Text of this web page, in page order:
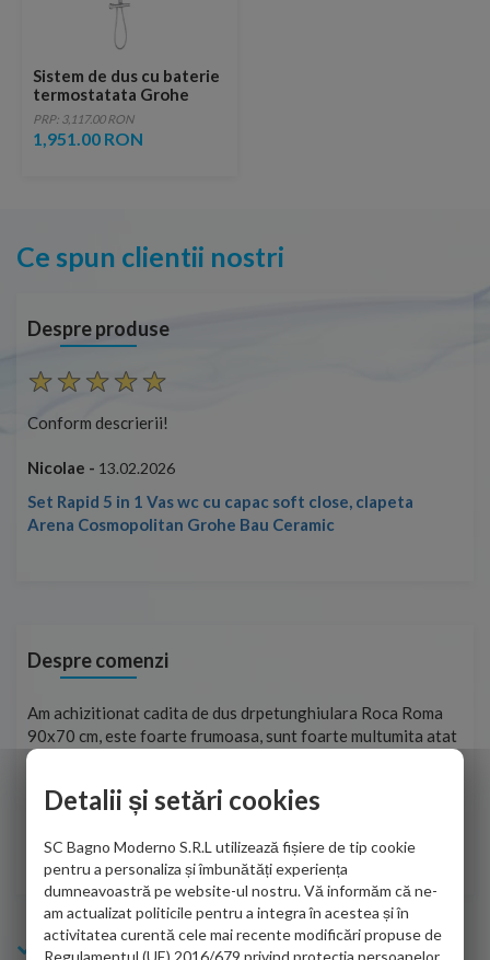
Sistem de dus cu baterie
termostatata Grohe
Tempesta Cosmopolitan
250 finisaj crom lucios
PRP: 3,117.00 RON
1,951.00 RON
Ce spun clientii nostri
Despre produse
Conform descrierii!
Nicolae - 13.02.2026
Set Rapid 5 in 1 Vas wc cu capac soft close, clapeta
Arena Cosmopolitan Grohe Bau Ceramic
Despre comenzi
Am achizitionat cadita de dus drpetunghiulara Roca Roma
90x70 cm, este foarte frumoasa, sunt foarte multumita atat
de personalul firmei dvs. cu care am colaborat in obtinerea
adus coletul in siguranta.Numai bine, va doresc!
Sofrone Viviana -28.07.2026
Info Bagno
Detalii și setări cookies
SC Bagno Moderno S.R.L utilizează fișiere de tip cookie
pentru a personaliza și îmbunătăți experiența
dumneavoastră pe website-ul nostru. Vă informăm că ne-
am actualizat politicile pentru a integra în acestea și în
activitatea curentă cele mai recente modificări propuse de
Regulamentul (UE) 2016/679 privind protecția persoanelor